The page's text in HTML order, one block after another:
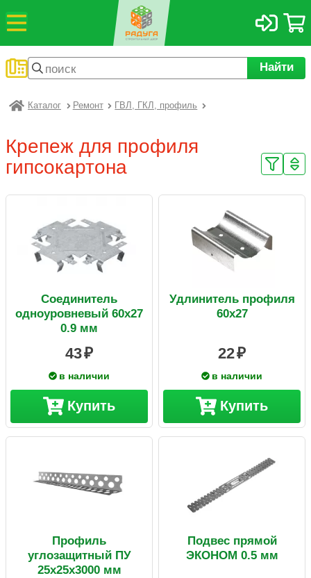
Найти
Каталог Ремонт ГВЛ, ГКЛ, профиль
Крепеж для профиля
гипсокартона
Соединитель
одноуровневый 60х27
0.9 мм
43
в наличии
Купить
Удлинитель профиля
60х27
22
в наличии
Купить
Профиль
углозащитный ПУ
25х25х3000 мм
Подвес прямой
ЭКОНОМ 0.5 мм